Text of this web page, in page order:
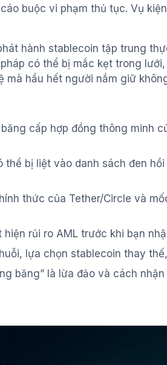
buộc vi phạm thủ tục. Vụ
hành stablecoin tập trung
có thể bị mắc kẹt trong
hầu hết người nắm giữ
cấp hợp đồng thông minh
thể bị liệt vào danh sách đen
thức của Tether/Circle và
rủi ro AML trước khi bạn
lựa chọn stablecoin thay
băng” là lừa đảo và cách